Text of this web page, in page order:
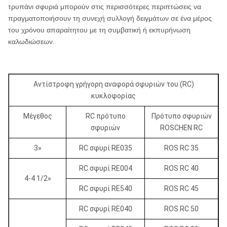
τρυπάνι σφυριά μπορούν στις περισσότερες περιπτώσεις να
πραγματοποιήσουν τη συνεχή συλλογή δειγμάτων σε ένα μέρος
του χρόνου απαραίτητου με τη συμβατική ή εκπυρήνωση
καλωδιώσεων.
Αντίστροφη γρήγορη αναφορά σφυριών του (RC)
κυκλοφορίας
Μέγεθος
RC πρότυπο
σφυριών
Πρότυπο σφυριών
ROSCHEN RC
3» RC σφυρί RE035 ROS RC 35
4-4 1/2»
RC σφυρί RE004 ROS RC 40
RC σφυρί RE540 ROS RC 45
RC σφυρί RE040 ROS RC 50